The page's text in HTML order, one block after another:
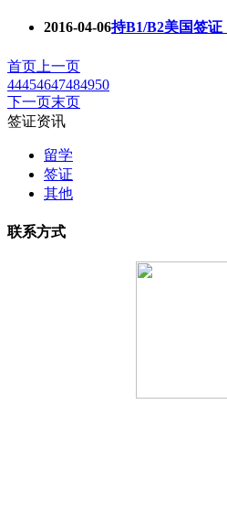
2016-04-06持B1/B2美国签
首页 上一页
44454647484950
下一页末页
签证资讯
留学
签证
其他
联系方式